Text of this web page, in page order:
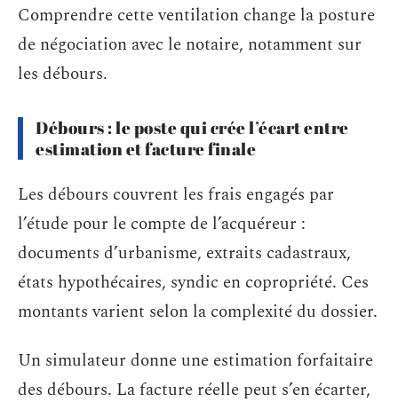
Comprendre cette ventilation change la posture
de négociation avec le notaire, notamment sur
les débours.
Débours : le poste qui crée l’écart entre
estimation et facture finale
Les débours couvrent les frais engagés par
l’étude pour le compte de l’acquéreur :
documents d’urbanisme, extraits cadastraux,
états hypothécaires, syndic en copropriété. Ces
montants varient selon la complexité du dossier.
Un simulateur donne une estimation forfaitaire
des débours. La facture réelle peut s’en écarter,